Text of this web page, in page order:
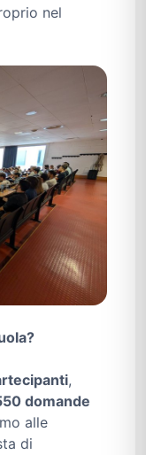
nel
,
domande
alle
di